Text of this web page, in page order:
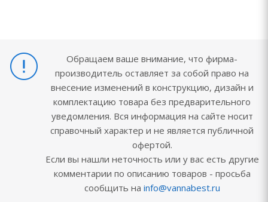
Обращаем ваше внимание, что фирма-
производитель оставляет за собой право на
внесение изменений в конструкцию, дизайн и
комплектацию товара без предварительного
уведомления. Вся информация на сайте носит
справочный характер и не является публичной
офертой.
Если вы нашли неточность или у вас есть другие
комментарии по описанию товаров - просьба
сообщить на info@vannabest.ru